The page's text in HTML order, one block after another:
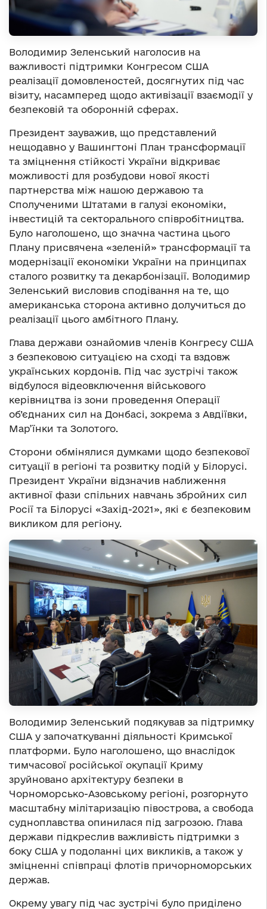
Володимир Зеленський наголосив на
важливості підтримки Конгресом США
реалізації домовленостей, досягнутих під час
візиту, насамперед щодо активізації взаємодії у
безпековій та оборонній сферах.
Президент зауважив, що представлений
нещодавно у Вашингтоні План трансформації
та зміцнення стійкості України відкриває
можливості для розбудови нової якості
партнерства між нашою державою та
Сполученими Штатами в галузі економіки,
інвестицій та секторального співробітництва.
Було наголошено, що значна частина цього
Плану присвячена «зеленій» трансформації та
модернізації економіки України на принципах
сталого розвитку та декарбонізації. Володимир
Зеленський висловив сподівання на те, що
американська сторона активно долучиться до
реалізації цього амбітного Плану.
Глава держави ознайомив членів Конгресу США
з безпековою ситуацією на сході та вздовж
українських кордонів. Під час зустрічі також
відбулося відеовключення військового
керівництва із зони проведення Операції
об’єднаних сил на Донбасі, зокрема з Авдіївки,
Мар’їнки та Золотого.
Сторони обмінялися думками щодо безпекової
ситуації в регіоні та розвитку подій у Білорусі.
Президент України відзначив наближення
активної фази спільних навчань збройних сил
Росії та Білорусі «Захід-2021», які є безпековим
викликом для регіону.
Володимир Зеленський подякував за підтримку
США у започаткуванні діяльності Кримської
платформи. Було наголошено, що внаслідок
тимчасової російської окупації Криму
зруйновано архітектуру безпеки в
Чорноморсько-Азовському регіоні, розгорнуто
масштабну мілітаризацію півострова, а свобода
судноплавства опинилася під загрозою. Глава
держави підкреслив важливість підтримки з
боку США у подоланні цих викликів, а також у
зміцненні співпраці флотів причорноморських
держав.
Окрему увагу під час зустрічі було приділено